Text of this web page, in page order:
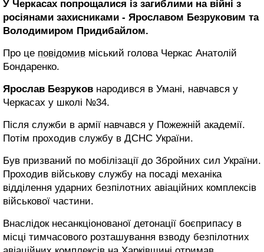
У Черкасах попрощалися із загиблими на війні з
росіянами захисниками - Ярославом Безруковим та
Володимиром Придибайлом.
Про це повідомив міський голова Черкас Анатолій
Бондаренко.
Ярослав Безруков народився в Умані, навчався у
Черкасах у школі №34.
Після служби в армії навчався у Пожежній академії.
Потім проходив службу в ДСНС України.
Був призваний по мобілізації до Збройних сил України.
Проходив військову службу на посаді механіка
відділення ударних безпілотних авіаційних комплексів
військової частини.
Внаслідок несанкціонованої детонації боєприпасу в
місці тимчасового розташування взводу безпілотних